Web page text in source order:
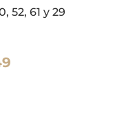
52, 61 y 29